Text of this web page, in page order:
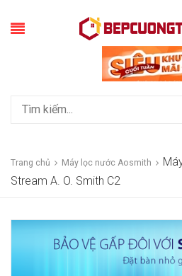
Trang chủ Máy lọc nước Aosmith
Stream A. O. Smith C2